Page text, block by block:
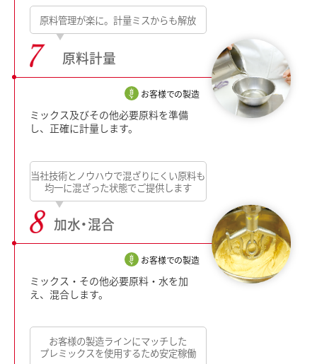
原料管理が楽に。計量ミスからも解放
原料計量
お客様での製造
ミックス及びその他必要原料を準備
し、正確に計量します。
当社技術とノウハウで混ざりにくい原料も
均一に混ざった状態でご提供します
加水・混合
お客様での製造
ミックス・その他必要原料・水を加
え、混合します。
お客様の製造ラインにマッチした
プレミックスを使用するため安定稼働